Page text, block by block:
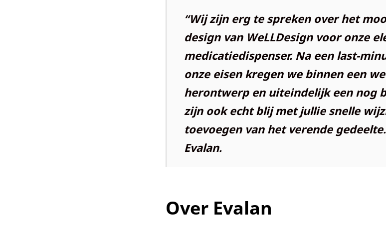
“Wij zijn erg te spreken over het
design van WeLLDesign voor onze
medicatiedispenser. Na een last-
onze eisen kregen we binnen een
herontwerp en uiteindelijk een nog
zijn ook echt blij met jullie snelle
toevoegen van het verende
Evalan.
Over Evalan